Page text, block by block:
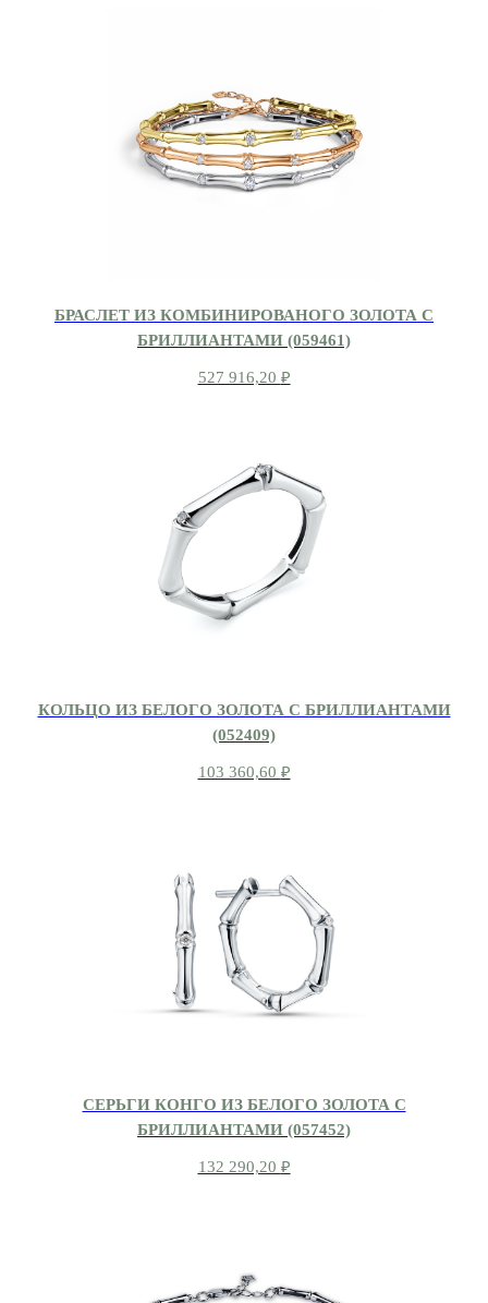
БРАСЛЕТ ИЗ КОМБИНИРОВАНОГО ЗОЛОТА С
БРИЛЛИАНТАМИ (059461)
527 916,20 ₽
КОЛЬЦО ИЗ БЕЛОГО ЗОЛОТА С БРИЛЛИАНТАМИ
(052409)
103 360,60 ₽
СЕРЬГИ КОНГО ИЗ БЕЛОГО ЗОЛОТА С
БРИЛЛИАНТАМИ (057452)
132 290,20 ₽